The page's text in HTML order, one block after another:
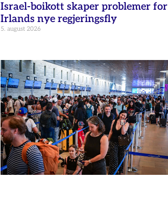
Israel-boikott skaper problemer for
Irlands nye regjeringsfly
5. august 2026